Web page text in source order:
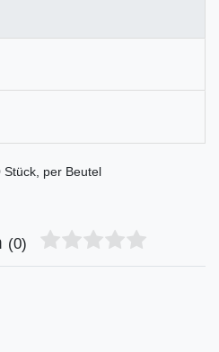
per Beutel
(0)